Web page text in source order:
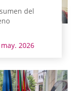
del
2026